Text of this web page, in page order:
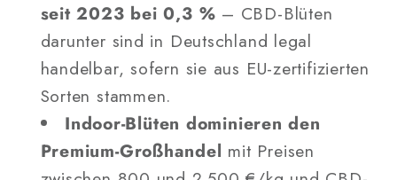
seit 2023 bei 0,3 % – CBD-Blüten
darunter sind in Deutschland legal
handelbar, sofern sie aus EU-zertifizierten
Sorten stammen.
Indoor-Blüten dominieren den
Premium-Großhandel mit Preisen